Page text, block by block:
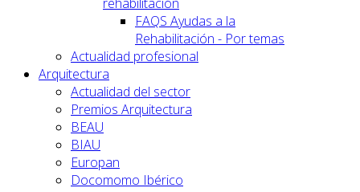
FAQS Ayudas a la
Rehabilitación - Por temas
Actualidad profesional
Arquitectura
Actualidad del sector
Premios Arquitectura
BEAU
BIAU
Europan
Docomomo Ibérico